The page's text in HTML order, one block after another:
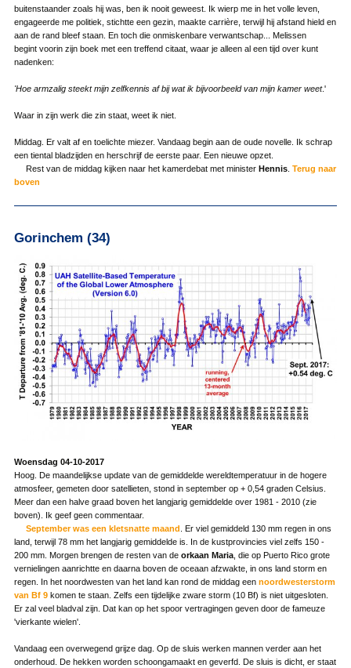
buitenstaander zoals hij was, ben ik nooit geweest. Ik wierp me in het volle leven,
engageerde me politiek, stichtte een gezin, maakte carrière, terwijl hij afstand hield en
aan de rand bleef staan. En toch die onmiskenbare verwantschap... Melissen
begint voorin zijn boek met een treffend citaat, waar je alleen al een tijd over kunt
nadenken:
'Hoe armzalig steekt mijn zelfkennis af bij wat ik bijvoorbeeld van mijn kamer weet.'
Waar in zijn werk die zin staat, weet ik niet.
Middag. Er valt af en toelichte miezer. Vandaag begin aan de oude novelle. Ik schrap
een tiental bladzijden en herschrijf de eerste paar. Een nieuwe opzet.
Rest van de middag kijken naar het kamerdebat met minister Hennis. Terug naar
boven
Gorinchem (34)
Woensdag 04-10-2017
Hoog. De maandelijkse update van de gemiddelde wereldtemperatuur in de hogere
atmosfeer, gemeten door satellieten, stond in september op + 0,54 graden Celsius.
Meer dan een halve graad boven het langjarig gemiddelde over 1981 - 2010 (zie
boven). Ik geef geen commentaar.
September was een kletsnatte maand . Er viel gemiddeld 130 mm regen in ons
land, terwijl 78 mm het langjarig gemiddelde is. In de kustprovincies viel zelfs 150 -
200 mm. Morgen brengen de resten van de orkaan Maria, die op Puerto Rico grote
vernielingen aanrichtte en daarna boven de oceaan afzwakte, in ons land storm en
regen. In het noordwesten van het land kan rond de middag een noordwesterstorm
van Bf 9komen te staan. Zelfs een tijdelijke zware storm (10 Bf) is niet uitgesloten.
Er zal veel bladval zijn. Dat kan op het spoor vertragingen geven door de fameuze
'vierkante wielen'.
Vandaag een overwegend grijze dag. Op de sluis werken mannen verder aan het
onderhoud. De hekken worden schoongamaakt en geverfd. De sluis is dicht, er staat